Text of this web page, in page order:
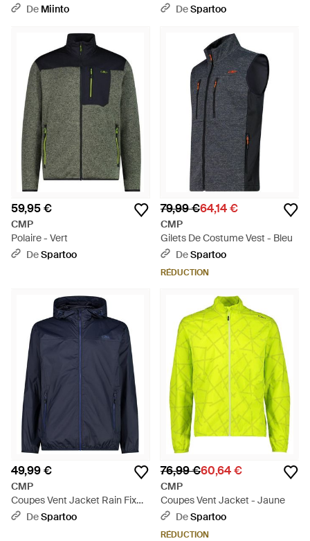
De Miinto
DeSpartoo
59,95 €
CMP
Polaire - Vert
DeSpartoo
79,99 €64,14 €
CMP
Gilets De Costume Vest - Bleu
DeSpartoo
RÉDUCTION
49,99 €
CMP
Coupes Vent Jacket Rain Fix
Hood - Bleu
DeSpartoo
76,99 €60,64 €
CMP
Coupes Vent Jacket - Jaune
DeSpartoo
RÉDUCTION